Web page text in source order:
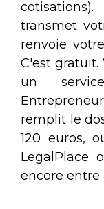
transmet
renvoie
C'est gratuit.
un
remplit le
120 euros,
LegalPlace
encore entre